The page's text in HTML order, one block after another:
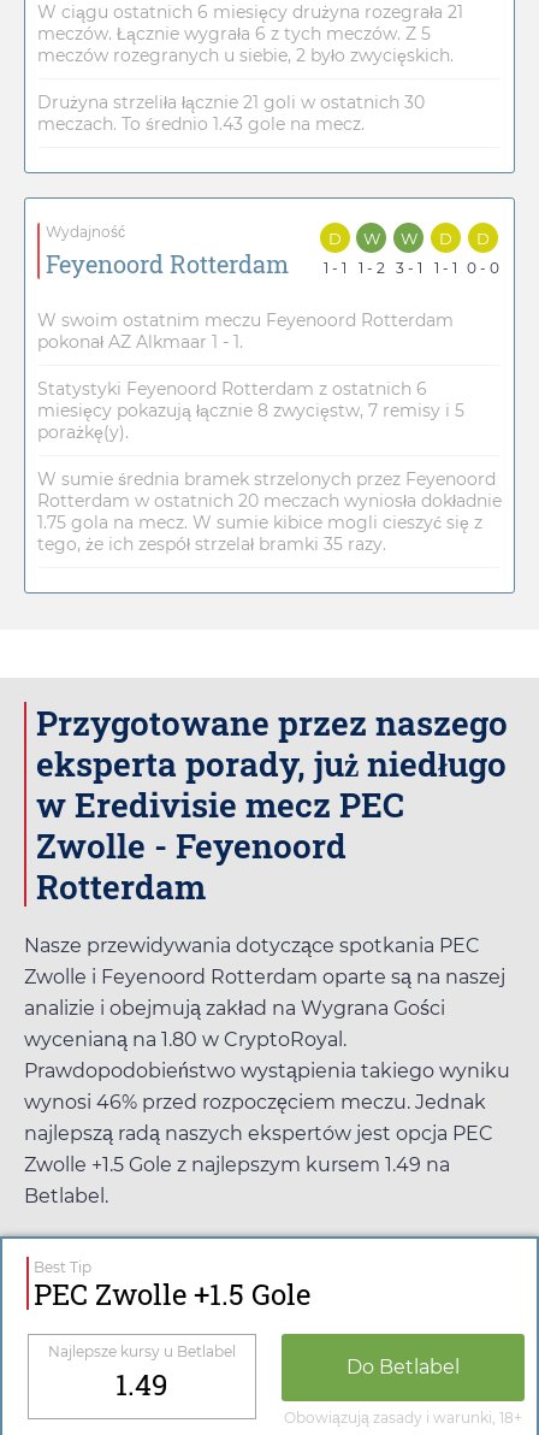
W ciągu ostatnich 6 miesięcy drużyna rozegrała 21
meczów. Łącznie wygrała 6 z tych meczów. Z 5
meczów rozegranych u siebie, 2 było zwycięskich.
Drużyna strzeliła łącznie 21 goli w ostatnich 30
meczach. To średnio 1.43 gole na mecz.
Wydajność
Feyenoord Rotterdam
D
1 - 1
W
1 - 2
W
3 - 1
D
1 - 1
D
0 - 0
W swoim ostatnim meczu Feyenoord Rotterdam
pokonał AZ Alkmaar 1 - 1.
Statystyki Feyenoord Rotterdam z ostatnich 6
miesięcy pokazują łącznie 8 zwycięstw, 7 remisy i 5
porażkę(y).
W sumie średnia bramek strzelonych przez Feyenoord
Rotterdam w ostatnich 20 meczach wyniosła dokładnie
1.75 gola na mecz. W sumie kibice mogli cieszyć się z
tego, że ich zespół strzelał bramki 35 razy.
Przygotowane przez naszego
eksperta porady, już niedługo
w Eredivisie mecz PEC
Zwolle - Feyenoord
Rotterdam
Nasze przewidywania dotyczące spotkania PEC
Zwolle i Feyenoord Rotterdam oparte są na naszej
analizie i obejmują zakład na Wygrana Gości
wycenianą na 1.80 w CryptoRoyal .
Prawdopodobieństwo wystąpienia takiego wyniku
wynosi 46% przed rozpoczęciem meczu. Jednak
najlepszą radą naszych ekspertów jest opcja PEC
Zwolle +1.5 Gole z najlepszym kursem 1.49 na
Betlabel .
Best Tip
PEC Zwolle +1.5 Gole
Najlepsze kursy u Betlabel
1.49 Do Betlabel
Obowiązują zasady i warunki, 18+